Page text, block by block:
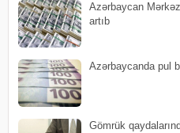
Azərbaycan
artıb
​Azərbaycanda pul
Gömrük